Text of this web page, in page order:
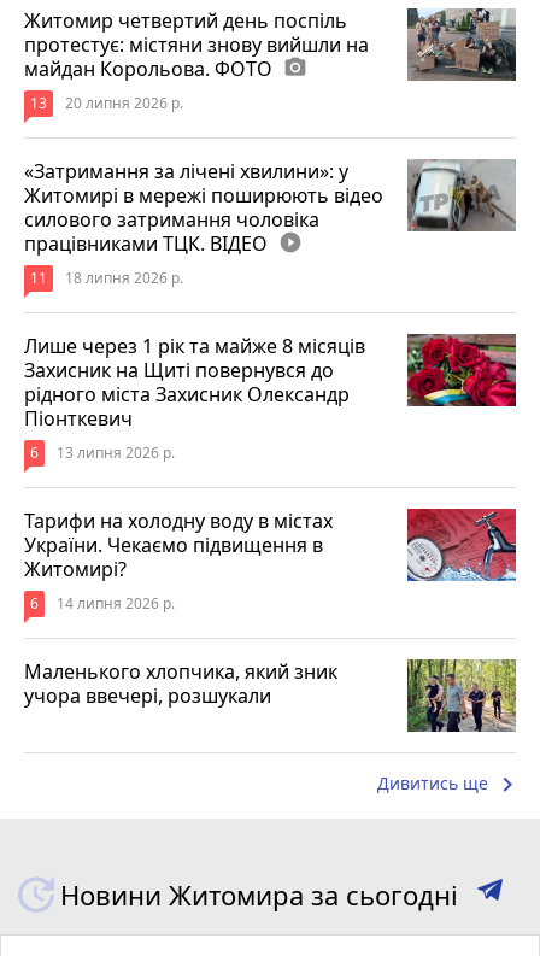
Житомир четвертий день поспіль
протестує: містяни знову вийшли на
майдан Корольова. ФОТО photo_camera
13 20 липня 2026 р.
«Затримання за лічені хвилини»: у
Житомирі в мережі поширюють відео
силового затримання чоловіка
працівниками ТЦК. ВІДЕО play_circle_filled
11 18 липня 2026 р.
Лише через 1 рік та майже 8 місяців
Захисник на Щиті повернувся до
рідного міста Захисник Олександр
Піонткевич
6 13 липня 2026 р.
Тарифи на холодну воду в містах
України. Чекаємо підвищення в
Житомирі?
6 14 липня 2026 р.
Маленького хлопчика, який зник
учора ввечері, розшукали
Дивитись ще keyboard_arrow_right
Новини Житомира за сьогодні